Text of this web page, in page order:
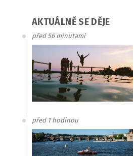
AKTUÁLNĚ SE DĚJE
před 56 minutami
před 1 hodinou